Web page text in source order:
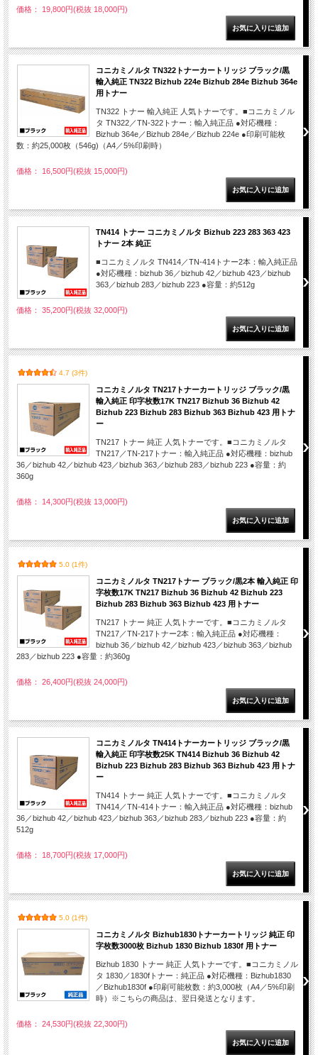
価格： 19,800円(税抜 18,000円)
コニカミノルタ TN322トナーカートリッジ ブラック/黒
輸入純正 TN322 Bizhub 224e Bizhub 284e Bizhub 364e
用トナー
TN322 トナー 輸入純正 人気トナーです。■コニカミノル
タ TN322／TN-322トナー：輸入純正品 ●対応機種：
Bizhub 364e／Bizhub 284e／Bizhub 224e ●印刷可能枚
数：約25,000枚（546g)（A4／5%印刷時）
価格： 16,500円(税抜 15,000円)
TN414 トナー コニカミノルタ Bizhub 223 283 363 423
トナー 2本 純正
■コニカミノルタ TN414／TN-414トナー2本：輸入純正品
●対応機種：bizhub 36／bizhub 42／bizhub 423／bizhub
363／bizhub 283／bizhub 223 ●容量：約512g
価格： 35,200円(税抜 32,000円)
4.7 (3件)
コニカミノルタ TN217トナーカートリッジ ブラック/黒
輸入純正 印字枚数17K TN217 Bizhub 36 Bizhub 42
Bizhub 223 Bizhub 283 Bizhub 363 Bizhub 423 用トナ
ー
TN217 トナー 純正 人気トナーです。■コニカミノルタ
TN217／TN-217トナー：輸入純正品 ●対応機種：bizhub
36／bizhub 42／bizhub 423／bizhub 363／bizhub 283／bizhub 223 ●容量：約
360g
価格： 14,300円(税抜 13,000円)
5.0 (1件)
コニカミノルタ TN217トナー ブラック/黒2本 輸入純正 印
字枚数17K TN217 Bizhub 36 Bizhub 42 Bizhub 223
Bizhub 283 Bizhub 363 Bizhub 423 用トナー
TN217 トナー 純正 人気トナーです。■コニカミノルタ
TN217／TN-217トナー2本：輸入純正品 ●対応機種：
bizhub 36／bizhub 42／bizhub 423／bizhub 363／bizhub
283／bizhub 223 ●容量：約360g
価格： 26,400円(税抜 24,000円)
コニカミノルタ TN414トナーカートリッジ ブラック/黒
輸入純正 印字枚数25K TN414 Bizhub 36 Bizhub 42
Bizhub 223 Bizhub 283 Bizhub 363 Bizhub 423 用トナ
ー
TN414 トナー 純正 人気トナーです。■コニカミノルタ
TN414／TN-414トナー：輸入純正品 ●対応機種：bizhub
36／bizhub 42／bizhub 423／bizhub 363／bizhub 283／bizhub 223 ●容量：約
512g
価格： 18,700円(税抜 17,000円)
5.0 (1件)
コニカミノルタ Bizhub1830トナーカートリッジ 純正 印
字枚数3000枚 Bizhub 1830 Bizhub 1830f 用トナー
Bizhub 1830 トナー 純正 人気トナーです。■コニカミノル
タ 1830／1830fトナー：純正品 ●対応機種：Bizhub1830
／Bizhub1830f ●印刷可能枚数：約3,000枚（A4／5%印刷
時）※こちらの商品は、翌日発送となります。
価格： 24,530円(税抜 22,300円)